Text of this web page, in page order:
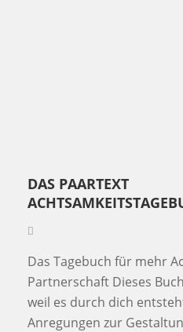
DAS PAARTEXT
Das Tagebuch für mehr
Partnerschaft Dieses
weil es durch dich
Anregungen zur